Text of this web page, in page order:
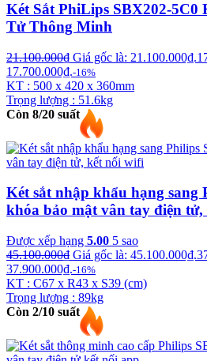
Két Sắt PhiLips SBX202-5C0
Tử Thông Minh
21.100.000₫ Giá gốc là: 21.100.000₫.
17.700.000₫.-16%
KT : 500 x 420 x 360mm
Trọng lượng : 51.6kg
Còn 8/20 suất
Két sắt nhập khẩu hạng sang
khóa bảo mật vân tay điện
Được xếp hạng 5.00 5 sao
45.100.000₫ Giá gốc là: 45.100.000₫.
37.900.000₫.-16%
KT : C67 x R43 x S39 (cm)
Trọng lượng : 89kg
Còn 2/10 suất